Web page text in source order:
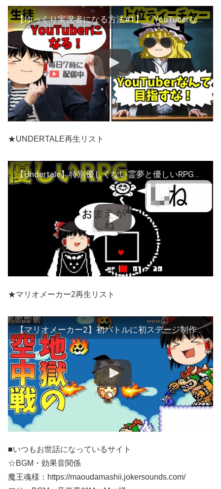
【ゆっくり実況者になる方法#1】 「YouTuberなんて目指すな」【茶番・解説】
★UNDERTALE再生リスト
【Undertale】特別優しくない霊夢と優しいRPG第1話「私はもっと甘やかされていいはずだ！」【ゆっくり実況】
★マリオメーカー2再生リスト
【マリオメーカー2】初バトルに初ステージ制作！ 地獄の空中戦作ってみた！【ゆっくり実況】
■いつもお世話になっているサイト
☆BGM・効果音関係
魔王魂様：https://maoudamashii.jokersounds.com/